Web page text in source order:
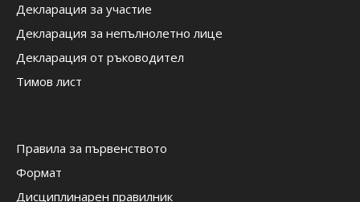
Декларация за участие
Декларация за непълнолетно лице
Декларация от ръководител
Тимов лист
Правила за първенството
Формат
Дисциплинарен правилник